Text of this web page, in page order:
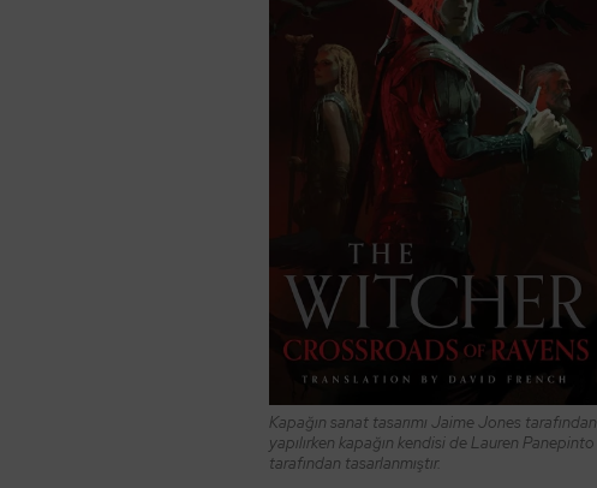
Kapağın sanat tasarımı Jaime Jones tarafından
yapılırken kapağın kendisi de Lauren Panepinto
tarafından tasarlanmıştır.